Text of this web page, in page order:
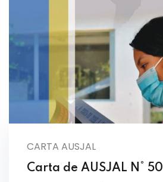
CARTA AUSJAL
Carta de AUSJAL N° 50